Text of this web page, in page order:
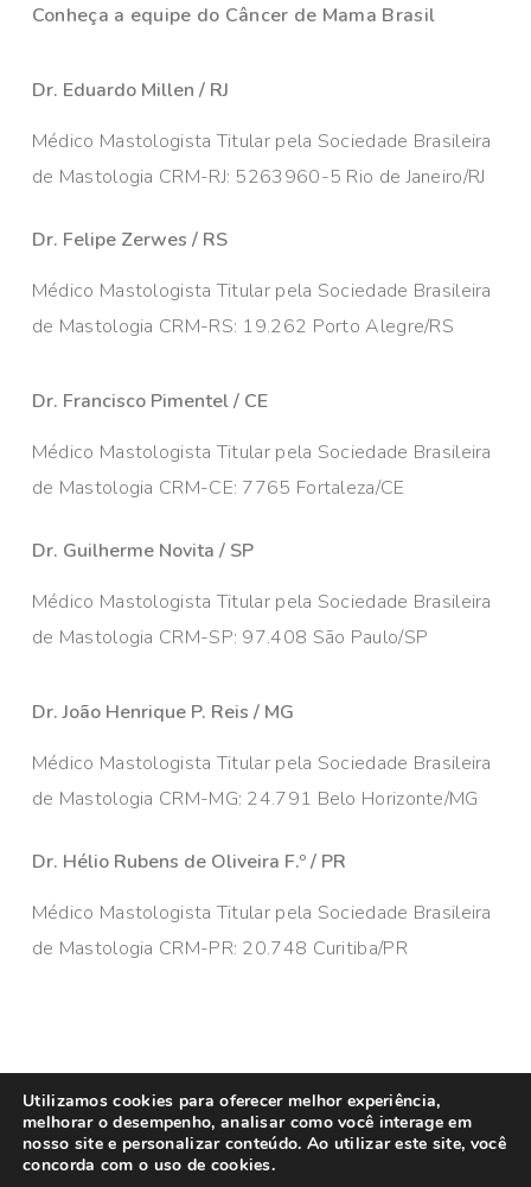
Conheça a equipe do Câncer de Mama Brasil
Dr. Eduardo Millen / RJ
Médico Mastologista Titular pela Sociedade Brasileira
de Mastologia CRM-RJ: 5263960-5 Rio de Janeiro/RJ
Dr. Felipe Zerwes / RS
Médico Mastologista Titular pela Sociedade Brasileira
de Mastologia CRM-RS: 19.262 Porto Alegre/RS
Dr. Francisco Pimentel / CE
Médico Mastologista Titular pela Sociedade Brasileira
de Mastologia CRM-CE: 7765 Fortaleza/CE
Dr. Guilherme Novita / SP
Médico Mastologista Titular pela Sociedade Brasileira
de Mastologia CRM-SP: 97.408 São Paulo/SP
Dr. João Henrique P. Reis / MG
Médico Mastologista Titular pela Sociedade Brasileira
de Mastologia CRM-MG: 24.791 Belo Horizonte/MG
Dr. Hélio Rubens de Oliveira F.º / PR
Médico Mastologista Titular pela Sociedade Brasileira
de Mastologia CRM-PR: 20.748 Curitiba/PR
© 2026 Câncer de Mama Brasil. Todos os direitos
reservados. Administrado porMKT Efeect
Utilizamos cookies para oferecer melhor experiência,
melhorar o desempenho, analisar como você interage em
nosso site e personalizar conteúdo. Ao utilizar este site, você
concorda com o uso de cookies.